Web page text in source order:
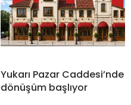
Yukarı Pazar Caddesi’nde
dönüşüm başlıyor